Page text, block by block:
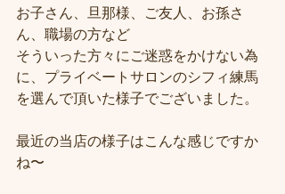
お子さん、旦那様、ご友人、お孫さ
ん、職場の方など
そういった方々にご迷惑をかけない為
に、プライベートサロンのシフィ練馬
を選んで頂いた様子でございました。
最近の当店の様子はこんな感じですか
ね〜